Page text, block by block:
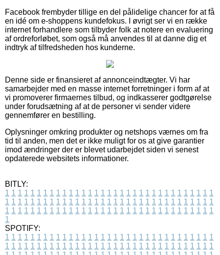
Facebook frembyder tillige en del pålidelige chancer for at få
en idé om e-shoppens kundefokus. I øvrigt ser vi en række
internet forhandlere som tilbyder folk at notere en evaluering
af ordreforløbet, som også må anvendes til at danne dig et
indtryk af tilfredsheden hos kunderne.
Denne side er finansieret af annonceindtægter. Vi har
samarbejder med en masse internet forretninger i form af at
vi promoverer firmaernes tilbud, og indkasserer godtgørelse
under forudsætning af at de personer vi sender videre
gennemfører en bestilling.
Oplysninger omkring produkter og netshops værnes om fra
tid til anden, men det er ikke muligt for os at give garantier
imod ændringer der er blevet udarbejdet siden vi senest
opdaterede websitets informationer.
BITLY:
1 1 1 1 1 1 1 1 1 1 1 1 1 1 1 1 1 1 1 1 1 1 1 1 1 1 1 1 1 1 1 1 1
1 1 1 1 1 1 1 1 1 1 1 1 1 1 1 1 1 1 1 1 1 1 1 1 1 1 1 1 1 1 1 1 1
1 1 1 1 1 1 1 1 1 1 1 1 1 1 1 1 1 1 1 1 1 1 1 1 1 1 1 1 1 1 1 1 1
1
SPOTIFY:
1 1 1 1 1 1 1 1 1 1 1 1 1 1 1 1 1 1 1 1 1 1 1 1 1 1 1 1 1 1 1 1 1
1 1 1 1 1 1 1 1 1 1 1 1 1 1 1 1 1 1 1 1 1 1 1 1 1 1 1 1 1 1 1 1 1